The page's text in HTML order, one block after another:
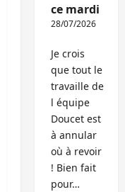
ce mardi
28/07/2026
Je crois
que tout le
travaille de
l équipe
Doucet est
à annular
où à revoir
! Bien fait
pour…